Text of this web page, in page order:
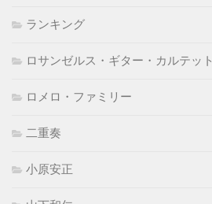
ランキング
ロサンゼルス・ギター・カルテット
ロメロ・ファミリー
二重奏
小原安正